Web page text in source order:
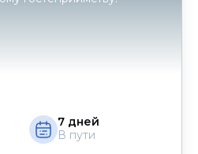
7 дней
В пути